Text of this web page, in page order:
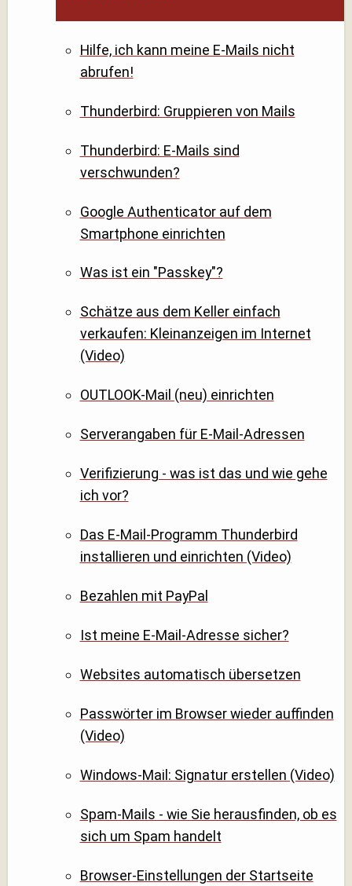
Hilfe, ich kann meine E-Mails nicht
abrufen!
Thunderbird: Gruppieren von Mails
Thunderbird: E-Mails sind
verschwunden?
Google Authenticator auf dem
Smartphone einrichten
Was ist ein "Passkey"?
Schätze aus dem Keller einfach
verkaufen: Kleinanzeigen im Internet
(Video)
OUTLOOK-Mail (neu) einrichten
Serverangaben für E-Mail-Adressen
Verifizierung - was ist das und wie gehe
ich vor?
Das E-Mail-Programm Thunderbird
installieren und einrichten (Video)
Bezahlen mit PayPal
Ist meine E-Mail-Adresse sicher?
Websites automatisch übersetzen
Passwörter im Browser wieder auffinden
(Video)
Windows-Mail: Signatur erstellen (Video)
Spam-Mails - wie Sie herausfinden, ob es
sich um Spam handelt
Browser-Einstellungen der Startseite